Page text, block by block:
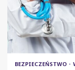
BEZPIECZEŃSTWO